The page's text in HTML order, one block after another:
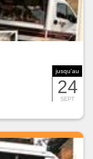
jusqu'au
24
SEPT